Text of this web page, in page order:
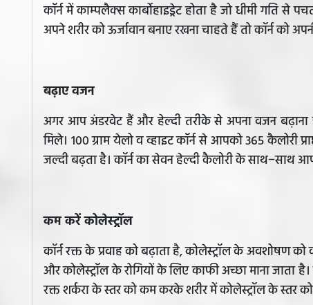
कॉर्न में काम्पलैक्स कार्बोहाइड्रेट होता है जो धीमी गति
अपने शरीर को ऊर्जावान बनाए रखना चाहते हैं तो कॉर्न को
बढ़ाए वजन
अगर आप अंडरवेट हैं और हेल्दी तरीके से अपना वजन
मिले। 100 ग्राम येलो व व्हाइट कॉर्न से आपको 365 कैलोरी
जल्दी बढ़ता है। कॉर्न का सेवन हेल्दी कैलोरी के साथ−साथ
कम करें कोलेस्ट्रॉल
कॉर्न रक्त के प्रवाह को बढ़ाता है, कोलेस्ट्रॉल के अवशोषण
और कोलेस्ट्रॉल के रोगियों के लिए काफी अच्छा माना जाता
रक्त शर्करा के स्तर को कम करके शरीर में कोलेस्ट्रॉल के स्तर